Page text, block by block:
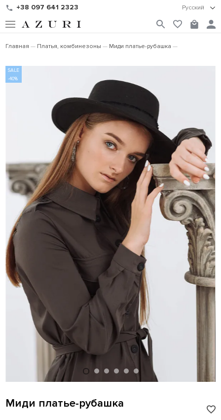
+38 097 641 2323 Русский
Главная Платья, комбинезоны Миди платье-рубашка
Миди платье-рубашка